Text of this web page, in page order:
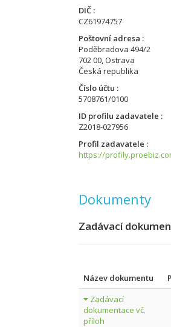
DIČ
CZ61974757
Poštovní adresa
Poděbradova 494/2
702 00, Ostrava
Česká republika
Číslo účtu
5708761/0100
ID profilu zadavatele
Z2018-027956
Profil zadavatele
https://
Dokumenty
Zadávací
Název dokumentu
Zadávací
dokumentace vč.
příloh